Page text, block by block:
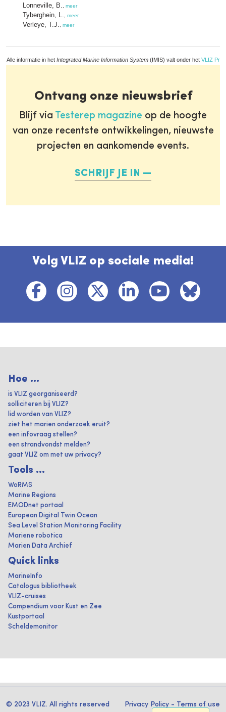
Lonneville, B. meer
Tyberghein, L. meer
Verleye, T.J. meer
Alle informatie in het Integrated Marine Information System (IMIS) valt onder het VLIZ
Ontvang onze nieuwsbrief
Blijf via Testerep magazine op de hoogte
van onze recentste ontwikkelingen, nieuwste
projecten en aankomende events.
SCHRIJF JE IN
Volg VLIZ op sociale media!
Hoe ...
is VLIZ georganiseerd?
solliciteren bij VLIZ?
lid worden van VLIZ?
ziet het marien onderzoek eruit?
een infovraag stellen?
een strandvondst melden?
gaat VLIZ om met uw privacy?
Tools ...
WoRMS
Marine Regions
EMODnet portaal
European Digital Twin Ocean
Sea Level Station Monitoring Facility
Mariene robotica
Marien Data Archief
Quick links
MarineInfo
Catalogus bibliotheek
VLIZ-cruises
Compendium voor Kust en Zee
Kustportaal
Scheldemonitor
© 2023 VLIZ. All rights reserved Privacy Policy - Terms of use